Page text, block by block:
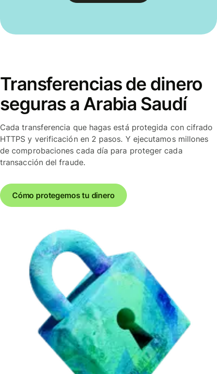
Transferencias de dinero
seguras a Arabia Saudí
Cada transferencia que hagas está protegida con cifrado
HTTPS y verificación en 2 pasos. Y ejecutamos millones
de comprobaciones cada día para proteger cada
transacción del fraude.
Cómo protegemos tu dinero